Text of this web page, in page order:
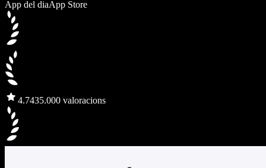
App del diaApp Store
4.7435.000 valoracions